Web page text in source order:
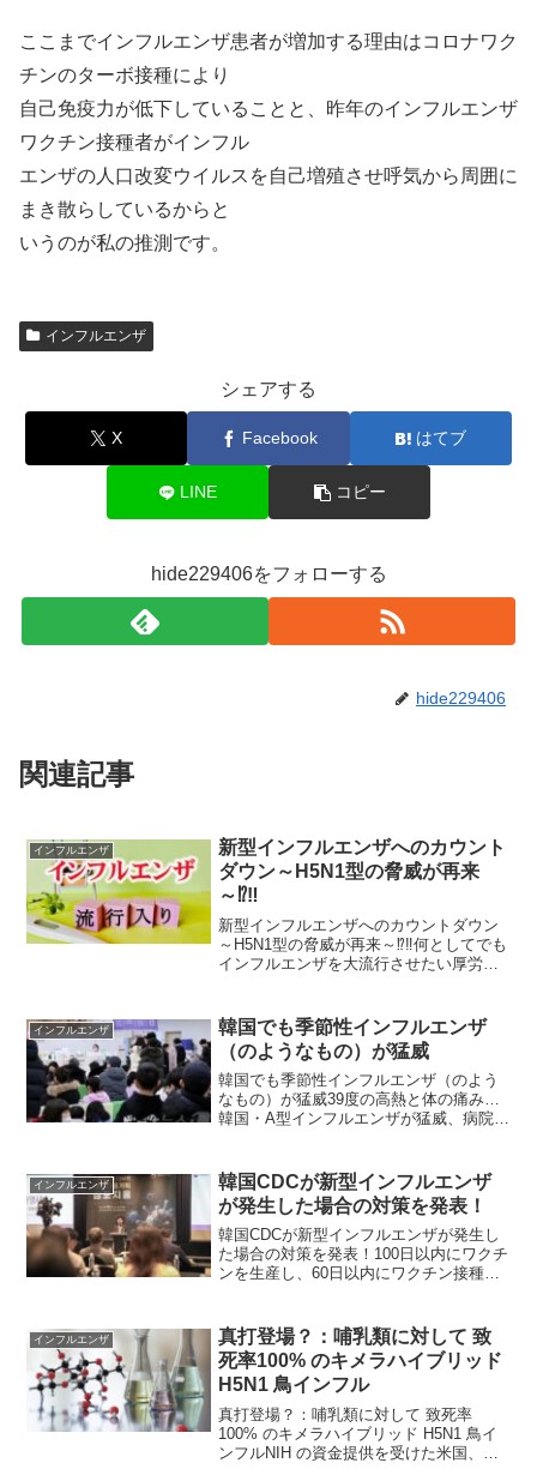
ここまでインフルエンザ患者が増加する理由はコロナワク
チンのターボ接種により
自己免疫力が低下していることと、昨年のインフルエンザ
ワクチン接種者がインフル
エンザの人口改変ウイルスを自己増殖させ呼気から周囲に
まき散らしているからと
いうのが私の推測です。
インフルエンザ
シェアする
X Facebook はてブ
LINE コピー
hide229406をフォローする
hide229406
関連記事
インフルエンザ
新型インフルエンザへのカウント
ダウン～H5N1型の脅威が再来
～⁉‼
新型インフルエンザへのカウントダウン
～H5N1型の脅威が再来～⁉‼何としてでも
インフルエンザを大流行させたい厚労省
で･･･）採り上げたいと思います。新型イ
ンフルエンザへ...
インフルエンザ
韓国でも季節性インフルエンザ
（のようなもの）が猛威
韓国でも季節性インフルエンザ（のよう
なもの）が猛威39度の高熱と体の痛み…
韓国・A型インフルエンザが猛威、病院に
る。ソウル市九老区にある小児専門病院
「ウリアイドゥル病...
インフルエンザ
韓国CDCが新型インフルエンザ
が発生した場合の対策を発表！
韓国CDCが新型インフルエンザが発生し
た場合の対策を発表！100日以内にワクチ
ンを生産し、60日以内にワクチン接種を
発生したら300日以内に韓国の人口の
41.8％が感染...
インフルエンザ
真打登場？：哺乳類に対して 致
死率100% のキメラハイブリッド
H5N1 鳥インフル
真打登場？：哺乳類に対して 致死率
100% のキメラハイブリッド H5N1 鳥イ
ンフルNIH の資金提供を受けた米国、日